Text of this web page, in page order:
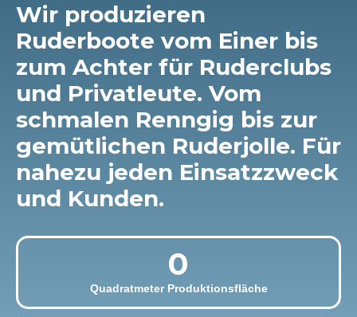
Wir produzieren
Ruderboote vom Einer bis
zum Achter für Ruderclubs
und Privatleute. Vom
schmalen Renngig bis zur
gemütlichen Ruderjolle. Für
nahezu jeden Einsatzzweck
und Kunden.
Quadratmeter Produktionsfläche
0